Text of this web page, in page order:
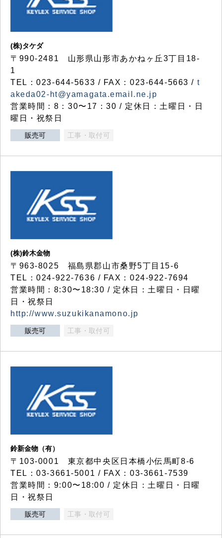
(株)タケダ
〒990-2481 山形県山形市あかねヶ丘3丁目18-
1
TEL：023-644-5633 / FAX：023-644-5663 / t
akeda02-ht@yamagata.email.ne.jp
営業時間：8：30〜17：30 / 定休日：土曜日・日
曜日・祝祭日
販売可 工事・取付可
(株)鈴木金物
〒963-8025 福島県郡山市桑野5丁目15-6
TEL：024-922-7636 / FAX：024-922-7694
営業時間：8:30〜18:30 / 定休日：土曜日・日曜
日・祝祭日
http://www.suzukikanamono.jp
販売可 工事・取付可
鈴新金物（有）
〒103-0001 東京都中央区日本橋小伝馬町8-6
TEL：03-3661-5001 / FAX：03-3661-7539
営業時間：9:00〜18:00 / 定休日：土曜日・日曜
日・祝祭日
販売可 工事・取付可